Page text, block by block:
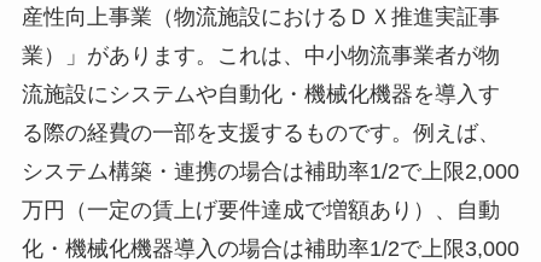
産性向上事業（物流施設におけるＤＸ推進実証事
業）」があります。これは、中小物流事業者が物
流施設にシステムや自動化・機械化機器を導入す
る際の経費の一部を支援するものです。例えば、
システム構築・連携の場合は補助率1/2で上限2,000
万円（一定の賃上げ要件達成で増額あり）、自動
化・機械化機器導入の場合は補助率1/2で上限3,000